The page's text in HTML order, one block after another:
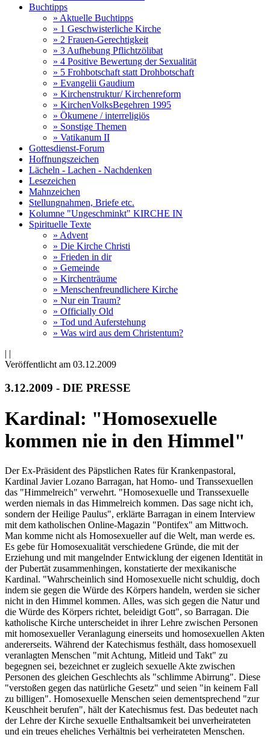
Buchtipps
» Aktuelle Buchtipps
» 1 Geschwisterliche Kirche
» 2 Frauen-Gerechtigkeit
» 3 Aufhebung Pflichtzölibat
» 4 Positive Bewertung der Sexualität
» 5 Frohbotschaft statt Drohbotschaft
» Evangelii Gaudium
» Kirchenstruktur/ Kirchenreform
» KirchenVolksBegehren 1995
» Ökumene / interreligiös
» Sonstige Themen
» Vatikanum II
Gottesdienst-Forum
Hoffnungszeichen
Lächeln - Lachen - Nachdenken
Lesezeichen
Mahnzeichen
Stellungnahmen, Briefe etc.
Kolumne "Ungeschminkt" KIRCHE IN
Spirituelle Texte
» Advent
» Die Kirche Christi
» Frieden in dir
» Gemeinde
» Kirchenträume
» Menschenfreundlichere Kirche
» Nur ein Traum?
» Officially Old
» Tod und Auferstehung
» Was wird aus dem Christentum?
| |
Veröffentlicht am 03­.12.2009
3.12.2009 - DIE PRESSE
Kardinal: "Homosexuelle
kommen nie in den Himmel"
Der Ex-Präsident des Päpstlichen Rates für Krankenpastoral,
Kardinal Javier Lozano Barragan, hat Homo- und Transsexuellen
das "Himmelreich" verwehrt. "Homosexuelle und Transsexuelle
werden niemals in das Himmelreich kommen. Das sage nicht ich,
sondern der Heilige Paulus", erklärte Barragan in einem Interview
mit dem katholischen Online-Magazin "Pontifex" am Mittwoch.
Man komme nicht als Homosexueller auf die Welt, man werde es.
Es gebe für Homosexualität verschiedene Gründe, die mit der
Erziehung und mit mangelnder Entwicklung der eigenen Identität in
der Pubertät zusammenhingen, konstatierte der mexikanische
Kardinal. "Wahrscheinlich sind Homosexuelle nicht schuldig, doch
indem sie gegen die Würde des Körpers handeln, werden sie sicher
nicht in den Himmel kommen. Alles, was sich gegen die Natur und
die Würde des Körpers richtet, beleidigt Gott", so Barragan. Die
katholische Kirche unterscheidet in ihrer Lehre zwischen Personen
mit homosexueller Veranlagung einerseits und homosexuellen Akten
andererseits. Während der Katechismus festhält, dass homosexuell
veranlagten Menschen "mit Achtung, Mitleid und Takt" zu
begegnen sei, bezeichnet er zugleich sexuelle Akte zwischen
Personen des gleichen Geschlechts als "schlimme Abirrung". Diese
"verstoßen gegen das natürliche Gesetz" und seien "in keinem Fall
zu billigen". Homosexuelle Menschen seien dementsprechend "zur
Keuschheit berufen", hält der Katechismus fest. Das bedeutet nach
der Lehre der Kirche sexuelle Enthaltsamkeit bei unverheirateten
und ein treues eheliches Verhältnis bei verheirateten Menschen.